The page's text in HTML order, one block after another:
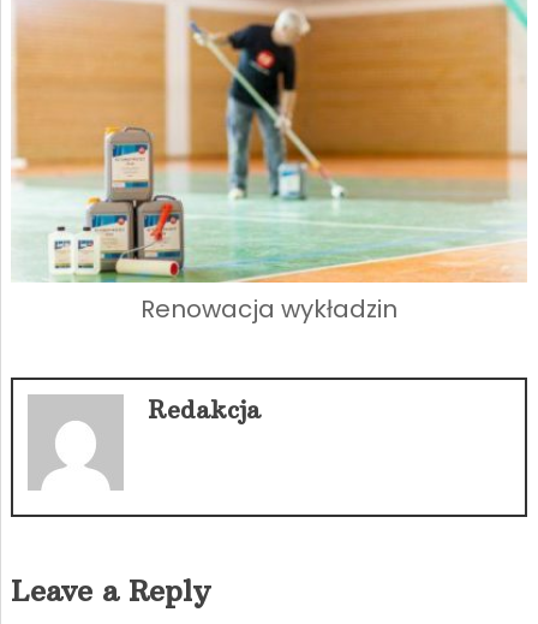
Renowacja wykładzin
Redakcja
Leave a Reply